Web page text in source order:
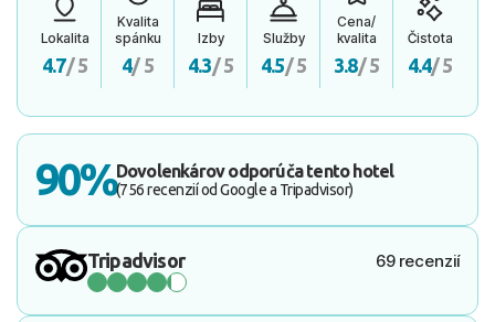
Lokalita
4.7/ 5
Kvalita
spánku
4/ 5
Izby
4.3/ 5
Služby
4.5/ 5
Cena/
kvalita
3.8/ 5
Čistota
4.4/ 5
90%Dovolenkárov odporúča tento hotel
(756 recenzií od Google a Tripadvisor)
Tripadvisor 69 recenzií